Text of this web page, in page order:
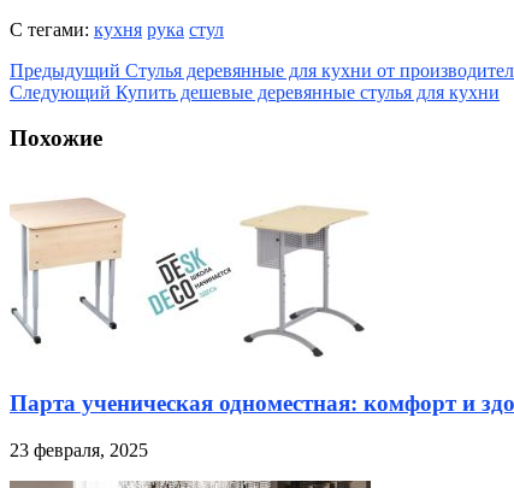
С тегами: кухня рука стул
Предыдущий Стулья деревянные для кухни от
Следующий Купить дешевые деревянные стулья для кухни
Похожие
Парта ученическая одноместная: комфорт и
23 февраля, 2025